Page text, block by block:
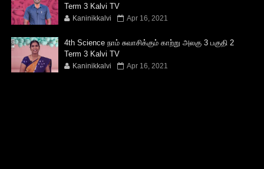
Term 3 Kalvi TV
Kaninikkalvi Apr 16, 2021
4th Science நாம் சுவாசிக்கும் காற்று அலகு 3 பகுதி 2
Term 3 Kalvi TV
Kaninikkalvi Apr 16, 2021